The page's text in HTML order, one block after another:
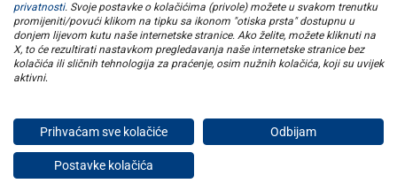
informacije
pratite nas
E plus d.o.o. © Copyright 2026
privatnosti. Svoje postavke o kolačićima (privole) možete u svakom trenutku
promijeniti/povući klikom na tipku sa ikonom "otiska prsta" dostupnu u
donjem lijevom kutu naše internetske stranice. Ako želite, možete kliknuti na
X, to će rezultirati nastavkom pregledavanja naše internetske stranice bez
kolačića ili sličnih tehnologija za praćenje, osim nužnih kolačića, koji su uvijek
aktivni.
Prihvaćam sve kolačiće Odbijam
Postavke kolačića